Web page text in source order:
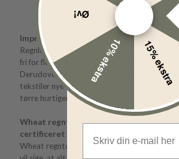
Materiale:100% genanvendt polyester
Imprægneret med BIONIC FINISH ECO
Regnlufferne er imprægneret med BIONIC
fri for flour og gør det vandafvisende og
Derudover hjælper imprægneringen med at
tekstiler nye at se på i længere tid og
tørre hurtigere.
Wheat regntøj er Standard 100 by
certificeret
Wheat regntøj er OEKO-TEX
15% ekstra
10% ekstra
Øv!